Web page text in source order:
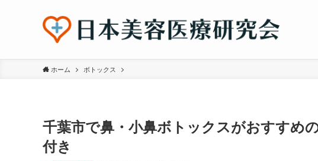
ホーム ボトックス
千葉市で鼻・小鼻ボトックスがおすすめ
付き